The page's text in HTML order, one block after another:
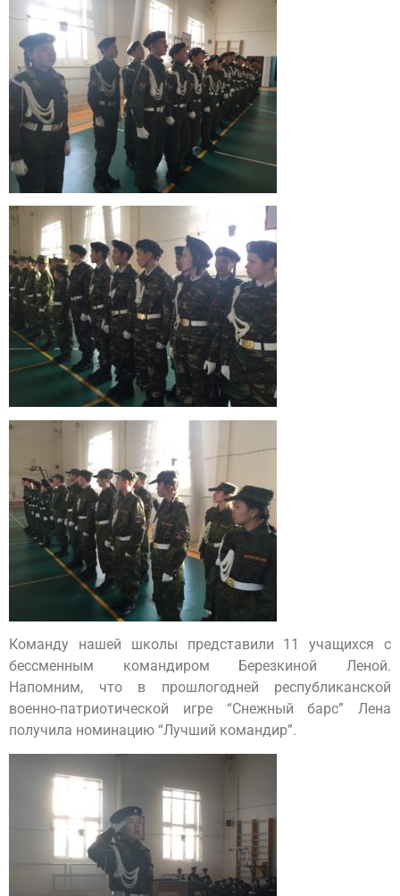
Команду нашей школы представили 11 учащихся с
бессменным командиром Березкиной Леной.
Напомним, что в прошлогодней республиканской
военно-патриотической игре “Снежный барс” Лена
получила номинацию “Лучший командир”.